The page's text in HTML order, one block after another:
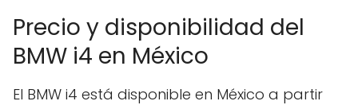
Precio y disponibilidad del
BMW i4 en México
El BMW i4 está disponible en México a partir